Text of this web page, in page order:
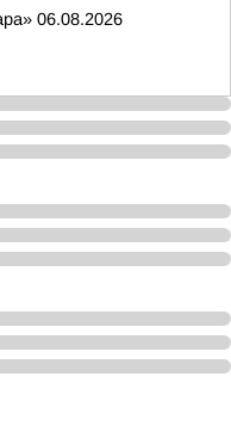
06.08.2026